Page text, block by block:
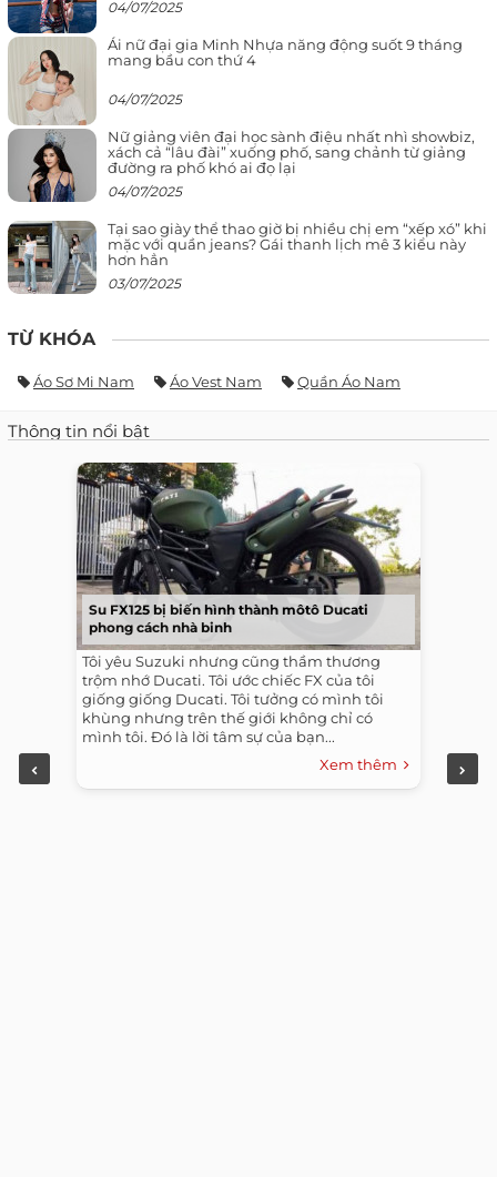
04/07/2025
Ái nữ đại gia Minh Nhựa năng động suốt 9 tháng
mang bầu con thứ 4
04/07/2025
Nữ giảng viên đại học sành điệu nhất nhì showbiz,
xách cả “lâu đài” xuống phố, sang chảnh từ giảng
đường ra phố khó ai đọ lại
04/07/2025
Tại sao giày thể thao giờ bị nhiều chị em “xếp xó” khi
mặc với quần jeans? Gái thanh lịch mê 3 kiểu này
hơn hẳn
03/07/2025
TỪ KHÓA
Áo Sơ Mi Nam Áo Vest Nam Quần Áo Nam
Thông tin nổi bật
Su FX125 bị biến hình thành môtô Ducati
phong cách nhà binh
Tôi yêu Suzuki nhưng cũng thầm thương
trộm nhớ Ducati. Tôi ước chiếc FX của tôi
giống giống Ducati. Tôi tưởng có mình tôi
khùng nhưng trên thế giới không chỉ có
mình tôi. Đó là lời tâm sự của bạn...
Xem thêm